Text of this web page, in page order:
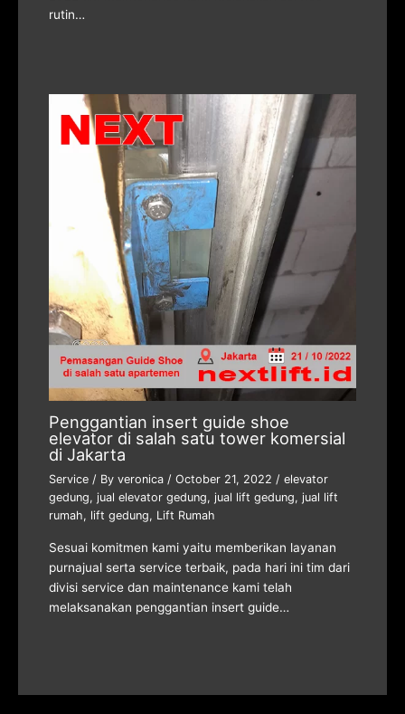
rutin…
Penggantian insert guide shoe
elevator di salah satu tower komersial
di Jakarta
Service / Byveronica/October 21, 2022/elevator
gedung, jual elevator gedung, jual lift gedung, jual lift
rumah, lift gedung, Lift Rumah
Sesuai komitmen kami yaitu memberikan layanan
purnajual serta service terbaik, pada hari ini tim dari
divisi service dan maintenance kami telah
melaksanakan penggantian insert guide…